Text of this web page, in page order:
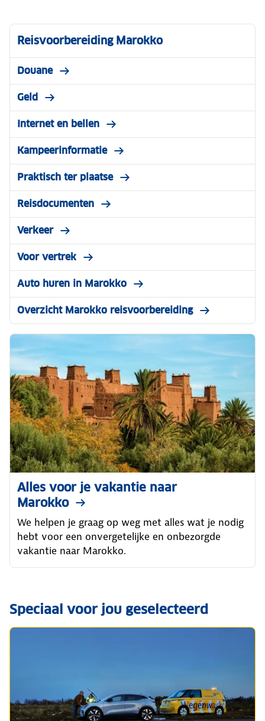
Reisvoorbereiding Marokko
Douane
Geld
Internet en bellen
Kampeerinformatie
Praktisch ter plaatse
Reisdocumenten
Verkeer
Voor vertrek
Auto huren in Marokko
Overzicht Marokko reisvoorbereiding
Alles voor je vakantie naar
Marokko
We helpen je graag op weg met alles wat je nodig
hebt voor een onvergetelijke en onbezorgde
vakantie naar Marokko.
Speciaal voor jou geselecteerd